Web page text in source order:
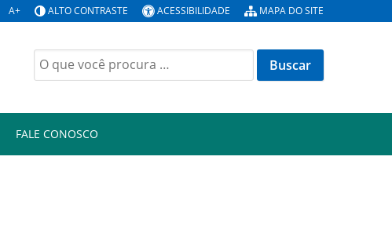
A+ ALTO CONTRASTE ACESSIBILIDADE MAPA DO SITE
Buscar
por:
FALE CONOSCO